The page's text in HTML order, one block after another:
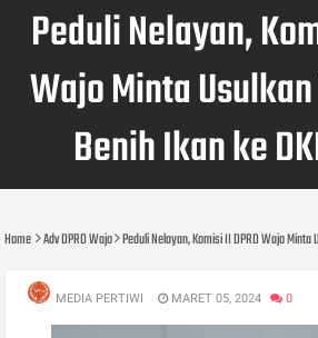
Peduli Nelayan,
Wajo Minta
Benih Ikan ke
Home Adv DPRD Wajo Peduli Nelayan, Komisi II DPRD Wajo
MEDIA PERTIWI MARET 05, 2024 0